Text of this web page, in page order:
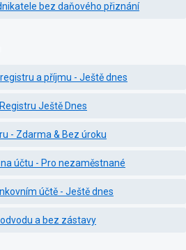
bez daňového přiznání
a příjmu - Ještě dnes
Ještě Dnes
- Zdarma & Bez úroku
účtu - Pro nezaměstnané
účtě - Ještě dnes
a bez zástavy